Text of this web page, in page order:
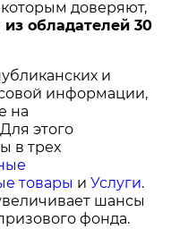
доверяют,
обладателей 30
и
информации,
на
этого
в трех
товары иУслуги.
шансы
фонда.